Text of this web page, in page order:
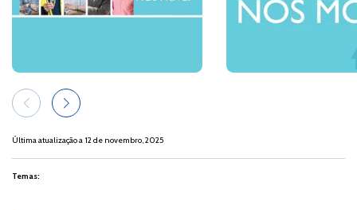
Última atualização a 12 de novembro, 2025
Temas: